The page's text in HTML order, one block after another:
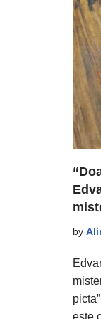
by